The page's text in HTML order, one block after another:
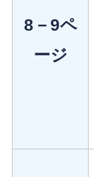
8－9ペ
ージ